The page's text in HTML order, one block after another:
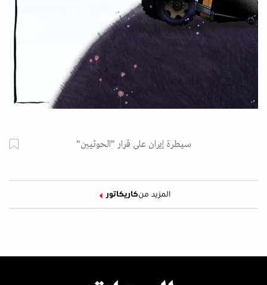
سيطرة إيران على قرار "الحوثيين"
المزيد منكاريكاتور